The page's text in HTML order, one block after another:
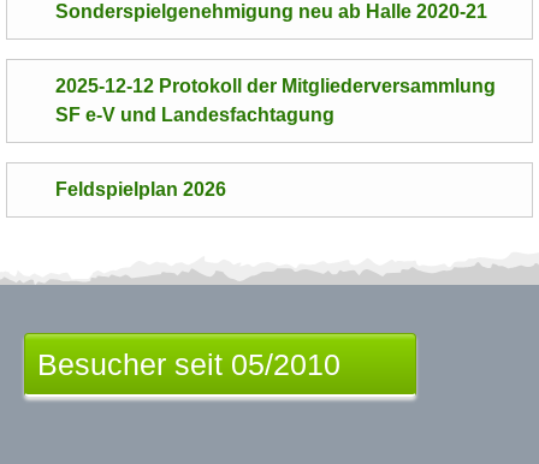
Sonderspielgenehmigung neu ab Halle 2020-21
2025-12-12 Protokoll der Mitgliederversammlung
SF e-V und Landesfachtagung
Feldspielplan 2026
Besucher seit 05/2010